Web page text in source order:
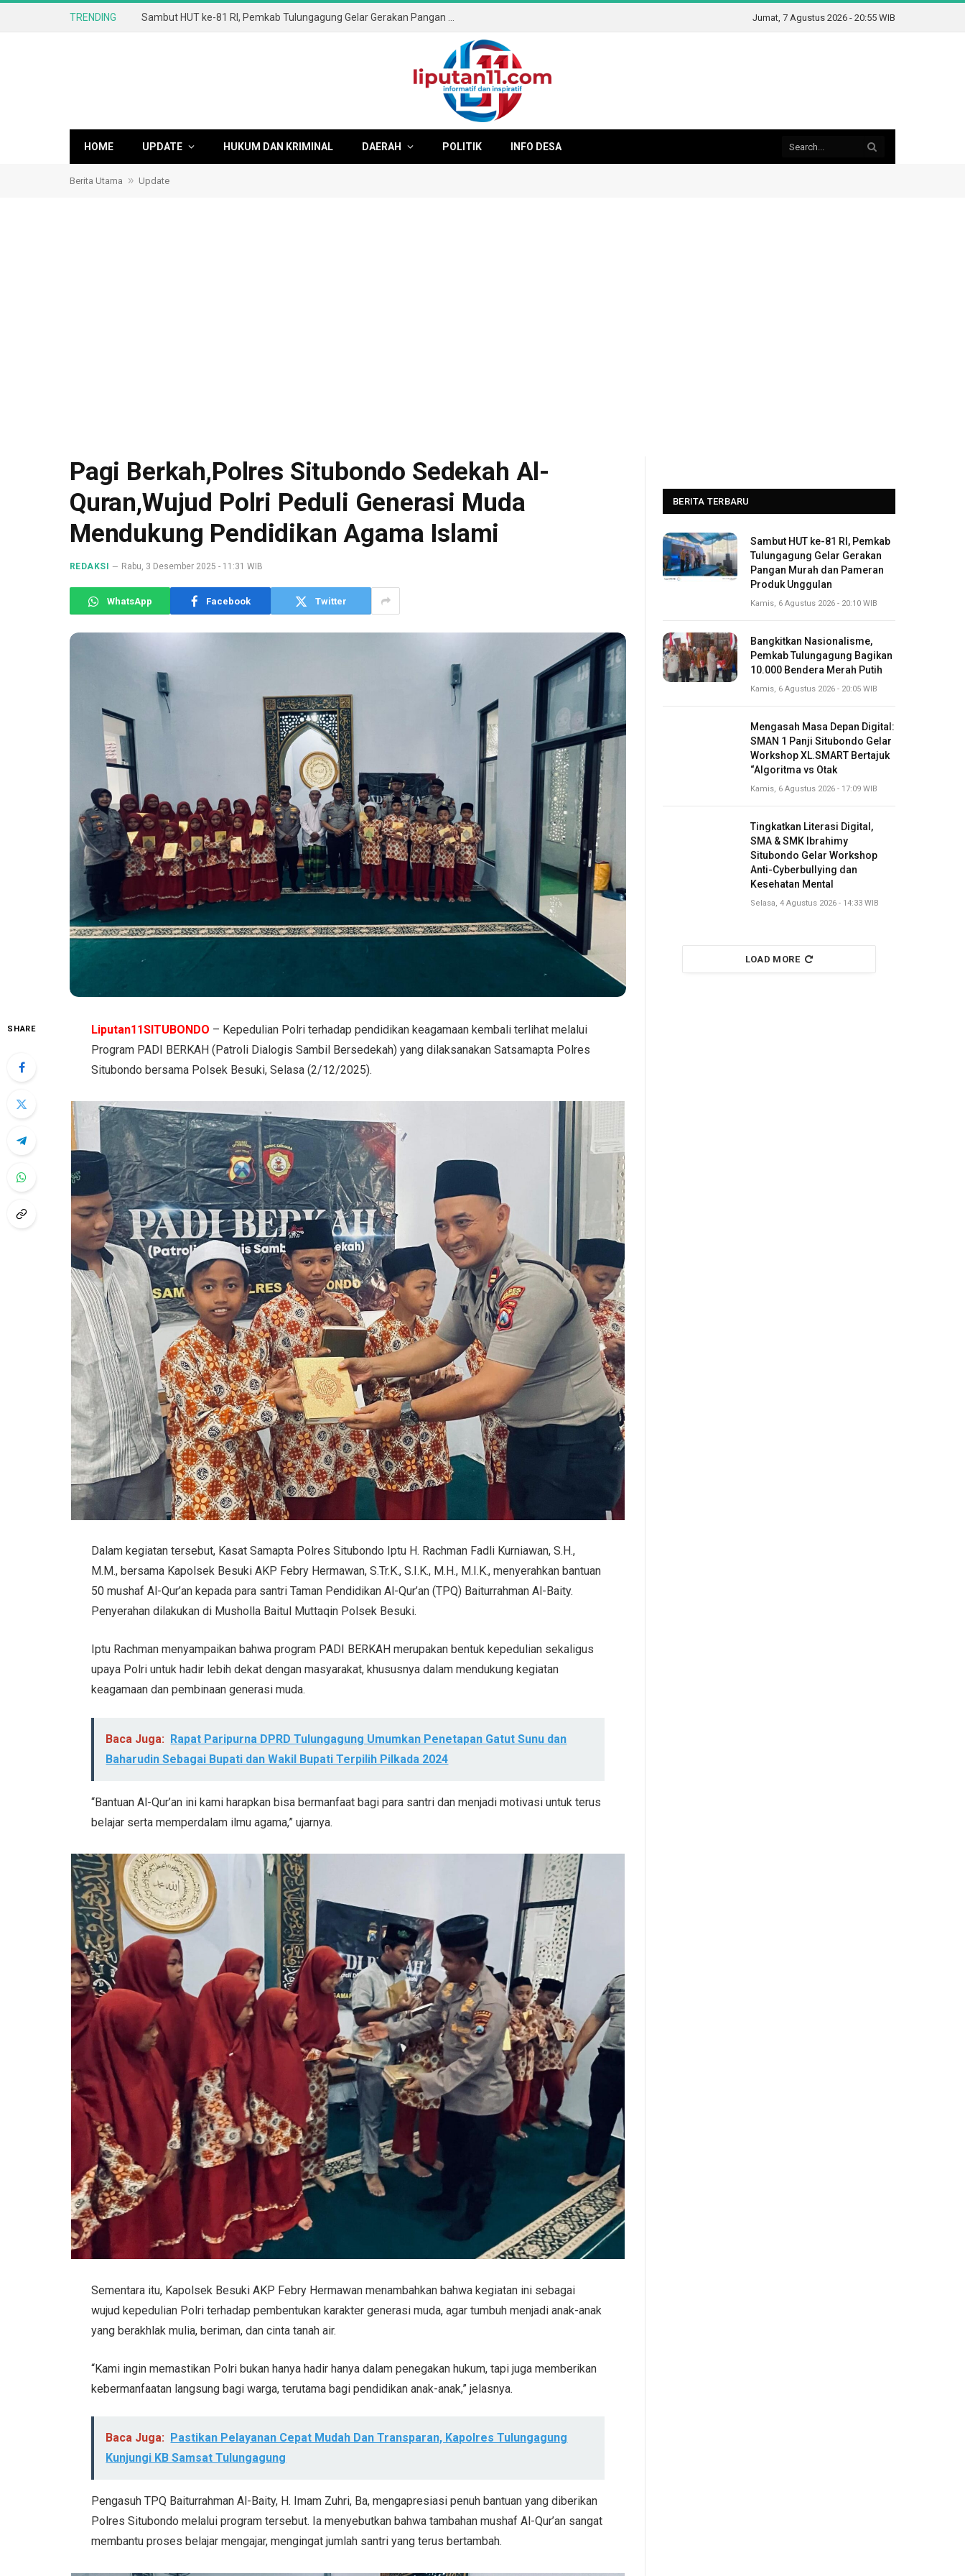
TRENDING Jumat, 7 Agustus 2026 - 20:55 WIB
HOME UPDATE HUKUM DAN KRIMINAL DAERAH POLITIK INFO DESA
Berita Utama » Update
Pagi Berkah,Polres Situbondo Sedekah Al-
Quran,Wujud Polri Peduli Generasi Muda
Mendukung Pendidikan Agama Islami
REDAKSI Rabu, 3 Desember 2025 - 11:31 WIB
WhatsApp Facebook Twitter
SHARE Liputan11SITUBONDO – Kepedulian Polri terhadap pendidikan keagamaan kembali terlihat melalui
Program PADI BERKAH (Patroli Dialogis Sambil Bersedekah) yang dilaksanakan Satsamapta Polres
Situbondo bersama Polsek Besuki, Selasa (2/12/2025).
Dalam kegiatan tersebut, Kasat Samapta Polres Situbondo Iptu H. Rachman Fadli Kurniawan, S.H.,
M.M., bersama Kapolsek Besuki AKP Febry Hermawan, S.Tr.K., S.I.K., M.H., M.I.K., menyerahkan bantuan
50 mushaf Al-Qur’an kepada para santri Taman Pendidikan Al-Qur’an (TPQ) Baiturrahman Al-Baity.
Penyerahan dilakukan di Musholla Baitul Muttaqin Polsek Besuki.
Iptu Rachman menyampaikan bahwa program PADI BERKAH merupakan bentuk kepedulian sekaligus
upaya Polri untuk hadir lebih dekat dengan masyarakat, khususnya dalam mendukung kegiatan
keagamaan dan pembinaan generasi muda.
Baca Juga: Rapat Paripurna DPRD Tulungagung Umumkan Penetapan Gatut Sunu dan
Baharudin Sebagai Bupati dan Wakil Bupati Terpilih Pilkada 2024
“Bantuan Al-Qur’an ini kami harapkan bisa bermanfaat bagi para santri dan menjadi motivasi untuk terus
belajar serta memperdalam ilmu agama,” ujarnya.
Sementara itu, Kapolsek Besuki AKP Febry Hermawan menambahkan bahwa kegiatan ini sebagai
wujud kepedulian Polri terhadap pembentukan karakter generasi muda, agar tumbuh menjadi anak-anak
yang berakhlak mulia, beriman, dan cinta tanah air.
“Kami ingin memastikan Polri bukan hanya hadir hanya dalam penegakan hukum, tapi juga memberikan
kebermanfaatan langsung bagi warga, terutama bagi pendidikan anak-anak,” jelasnya.
Baca Juga:
Pastikan Pelayanan Cepat Mudah Dan Transparan, Kapolres Tulungagung
Kunjungi KB Samsat Tulungagung
Pengasuh TPQ Baiturrahman Al-Baity, H. Imam Zuhri, Ba, mengapresiasi penuh bantuan yang diberikan
Polres Situbondo melalui program tersebut. Ia menyebutkan bahwa tambahan mushaf Al-Qur’an sangat
membantu proses belajar mengajar, mengingat jumlah santri yang terus bertambah.
BERITA TERBARU
Sambut HUT ke-81 RI, Pemkab
Tulungagung Gelar Gerakan
Pangan Murah dan Pameran
Produk Unggulan
Kamis, 6 Agustus 2026 - 20:10 WIB
Bangkitkan Nasionalisme,
Pemkab Tulungagung Bagikan
10.000 Bendera Merah Putih
Kamis, 6 Agustus 2026 - 20:05 WIB
Mengasah Masa Depan Digital:
SMAN 1 Panji Situbondo Gelar
Workshop XL.SMART Bertajuk
“Algoritma vs Otak
Kamis, 6 Agustus 2026 - 17:09 WIB
Tingkatkan Literasi Digital,
SMA & SMK Ibrahimy
Situbondo Gelar Workshop
Anti-Cyberbullying dan
Kesehatan Mental
Selasa, 4 Agustus 2026 - 14:33 WIB
LOAD MORE